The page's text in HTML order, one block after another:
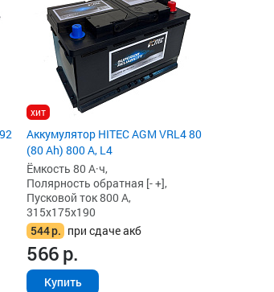
хит
Аккумулятор HITEC AGM VRL4 80
(80 Ah) 800 А, L4
Ёмкость 80 А·ч,
Полярность обратная [- +],
Пусковой ток 800 А,
315x175x190
544р. при сдаче акб
566р.
Купить